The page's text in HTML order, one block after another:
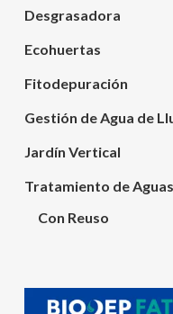
Desgrasadora
Ecohuertas
Fitodepuración
Gestión de Agua de
Jardín Vertical
Tratamiento de
Con Reuso